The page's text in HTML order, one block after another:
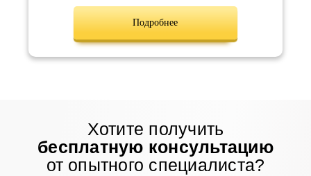
Подробнее
Хотите получить
бесплатную консультацию
от опытного специалиста?